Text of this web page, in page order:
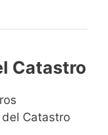
Catastro
Catastro